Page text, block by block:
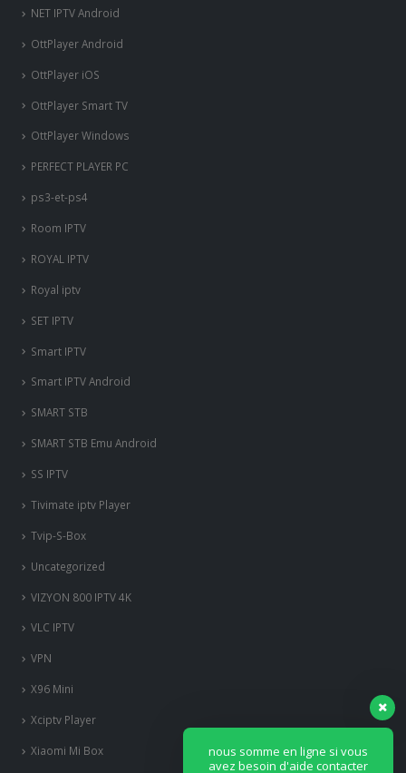
NET IPTV Android
OttPlayer Android
OttPlayer iOS
OttPlayer Smart TV
OttPlayer Windows
PERFECT PLAYER PC
ps3-et-ps4
Room IPTV
ROYAL IPTV
Royal iptv
SET IPTV
Smart IPTV
Smart IPTV Android
SMART STB
SMART STB Emu Android
SS IPTV
Tivimate iptv Player
Tvip-S-Box
Uncategorized
VIZYON 800 IPTV 4K
VLC IPTV
VPN
X96 Mini
Xciptv Player
Xiaomi Mi Box
nous somme en ligne si vous
avez besoin d'aide contacter